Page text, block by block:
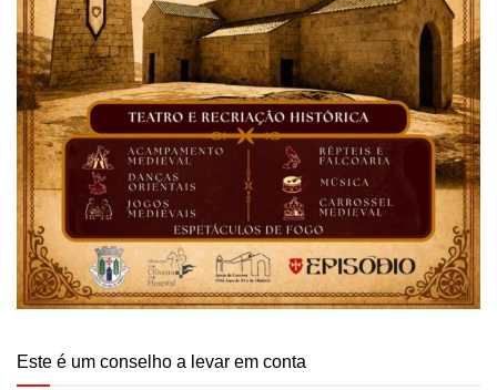
Este é um conselho a levar em conta